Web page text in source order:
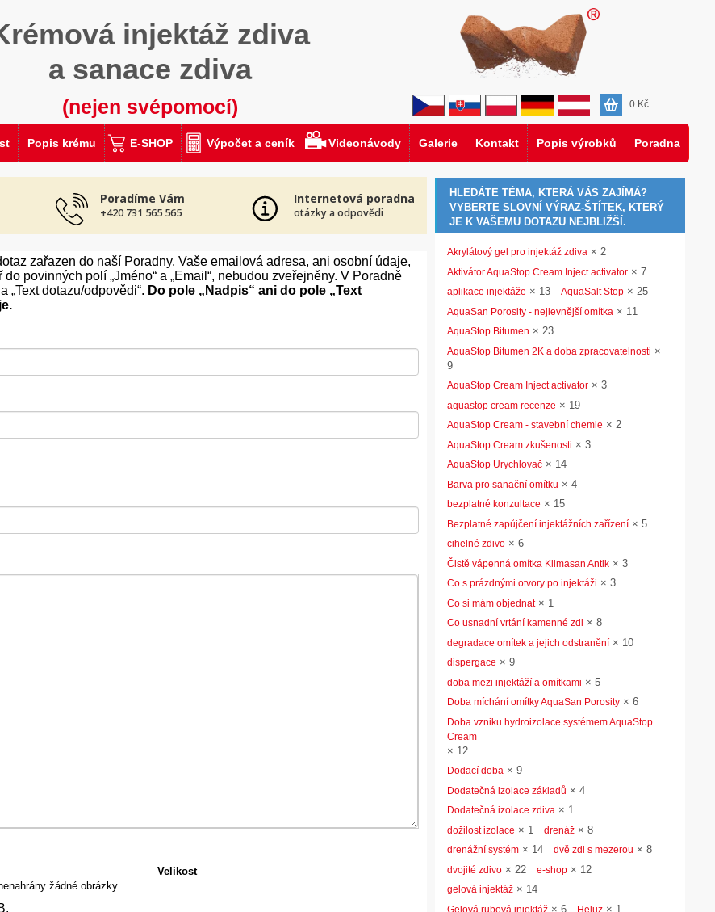
Popis krému E-SHOP Výpočet a ceník Videonávody Galerie Kontakt Popis výrobků Poradna
0 Kč
injektáž zdiva
a sanace zdiva
(nejen svépomocí)
Poradíme Vám
+420 731 565 565
Internetová poradna
otázky a odpovědi
zařazen do naší Poradny. Vaše emailová adresa, ani osobní údaje,
povinných polí „Jméno“ a „Email“, nebudou zveřejněny. V Poradně
„Text dotazu/odpovědi“. Do pole „Nadpis“ ani do pole „Text
Velikost
žádné obrázky.
HLEDÁTE TÉMA, KTERÁ VÁS ZAJÍMÁ?
VYBERTE SLOVNÍ VÝRAZ-ŠTÍTEK, KTERÝ
JE K VAŠEMU DOTAZU NEJBLIŽŠÍ.
Akrylátový gel pro injektáž zdiva × 2
Aktivátor AquaStop Cream Inject activator × 7
aplikace injektáže × 13 AquaSalt Stop × 25
AquaSan Porosity - nejlevnější omítka × 11
AquaStop Bitumen × 23
AquaStop Bitumen 2K a doba zpracovatelnosti ×
9
AquaStop Cream Inject activator × 3
aquastop cream recenze × 19
AquaStop Cream - stavební chemie × 2
AquaStop Cream zkušenosti × 3
AquaStop Urychlovač × 14
Barva pro sanační omítku × 4
bezplatné konzultace × 15
Bezplatné zapůjčení injektážních zařízení × 5
cihelné zdivo × 6
Čistě vápenná omítka Klimasan Antik × 3
Co s prázdnými otvory po injektáži × 3
Co si mám objednat× 1
Co usnadní vrtání kamenné zdi × 8
degradace omítek a jejich odstranění × 10
dispergace × 9
doba mezi injektáží a omítkami × 5
Doba míchání omítky AquaSan Porosity × 6
Doba vzniku hydroizolace systémem AquaStop
Cream
× 12
Dodací doba × 9
Dodatečná izolace základů × 4
Dodatečná izolace zdiva × 1
dožilost izolace × 1 drenáž × 8
drenážní systém × 14 dvě zdi s mezerou × 8
dvojité zdivo × 22 e-shop × 12
gelová injektáž × 14
Gelová rubová injektáž × 6 Heluz × 1